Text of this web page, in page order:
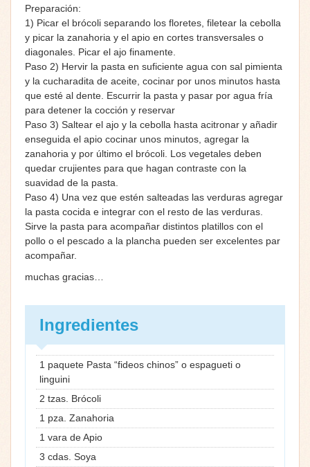
Preparación:
1) Picar el brócoli separando los floretes, filetear la cebolla
y picar la zanahoria y el apio en cortes transversales o
diagonales. Picar el ajo finamente.
Paso 2) Hervir la pasta en suficiente agua con sal pimienta
y la cucharadita de aceite, cocinar por unos minutos hasta
que esté al dente. Escurrir la pasta y pasar por agua fría
para detener la cocción y reservar
Paso 3) Saltear el ajo y la cebolla hasta acitronar y añadir
enseguida el apio cocinar unos minutos, agregar la
zanahoria y por último el brócoli. Los vegetales deben
quedar crujientes para que hagan contraste con la
suavidad de la pasta.
Paso 4) Una vez que estén salteadas las verduras agregar
la pasta cocida e integrar con el resto de las verduras.
Sirve la pasta para acompañar distintos platillos con el
pollo o el pescado a la plancha pueden ser excelentes par
acompañar.
muchas gracias…
Ingredientes
1 paquete Pasta “fideos chinos” o espagueti o
linguini
2 tzas. Brócoli
1 pza. Zanahoria
1 vara de Apio
3 cdas. Soya